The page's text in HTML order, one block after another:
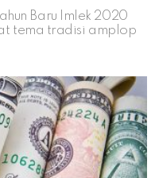
Baru Imlek 2020
tema tradisi amplop